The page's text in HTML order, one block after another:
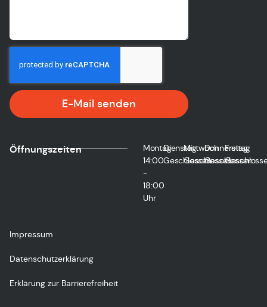
E-Mail senden
Öffnungszeiten
Montag
14:00
-
18:00
Uhr
Dienstag
Geschlossen
Mittwoch
Geschlossen
Donnerstag
Geschlossen
Freitag
Impressum
Datenschutzerklärung
Erklärung zur Barrierefreiheit